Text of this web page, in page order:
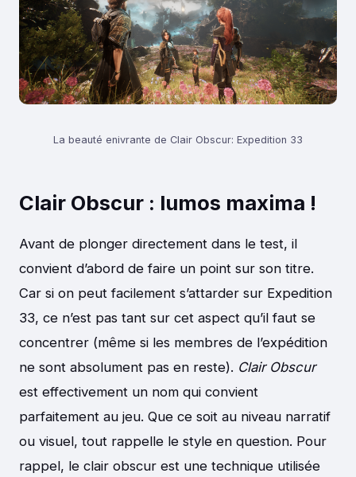
La beauté enivrante de Clair Obscur: Expedition 33
Clair Obscur : lumos maxima !
Avant de plonger directement dans le test, il
convient d’abord de faire un point sur son titre.
Car si on peut facilement s’attarder sur Expedition
33, ce n’est pas tant sur cet aspect qu’il faut se
concentrer (même si les membres de l’expédition
ne sont absolument pas en reste). Clair Obscur
est effectivement un nom qui convient
parfaitement au jeu. Que ce soit au niveau narratif
ou visuel, tout rappelle le style en question. Pour
rappel, le clair obscur est une technique utilisée